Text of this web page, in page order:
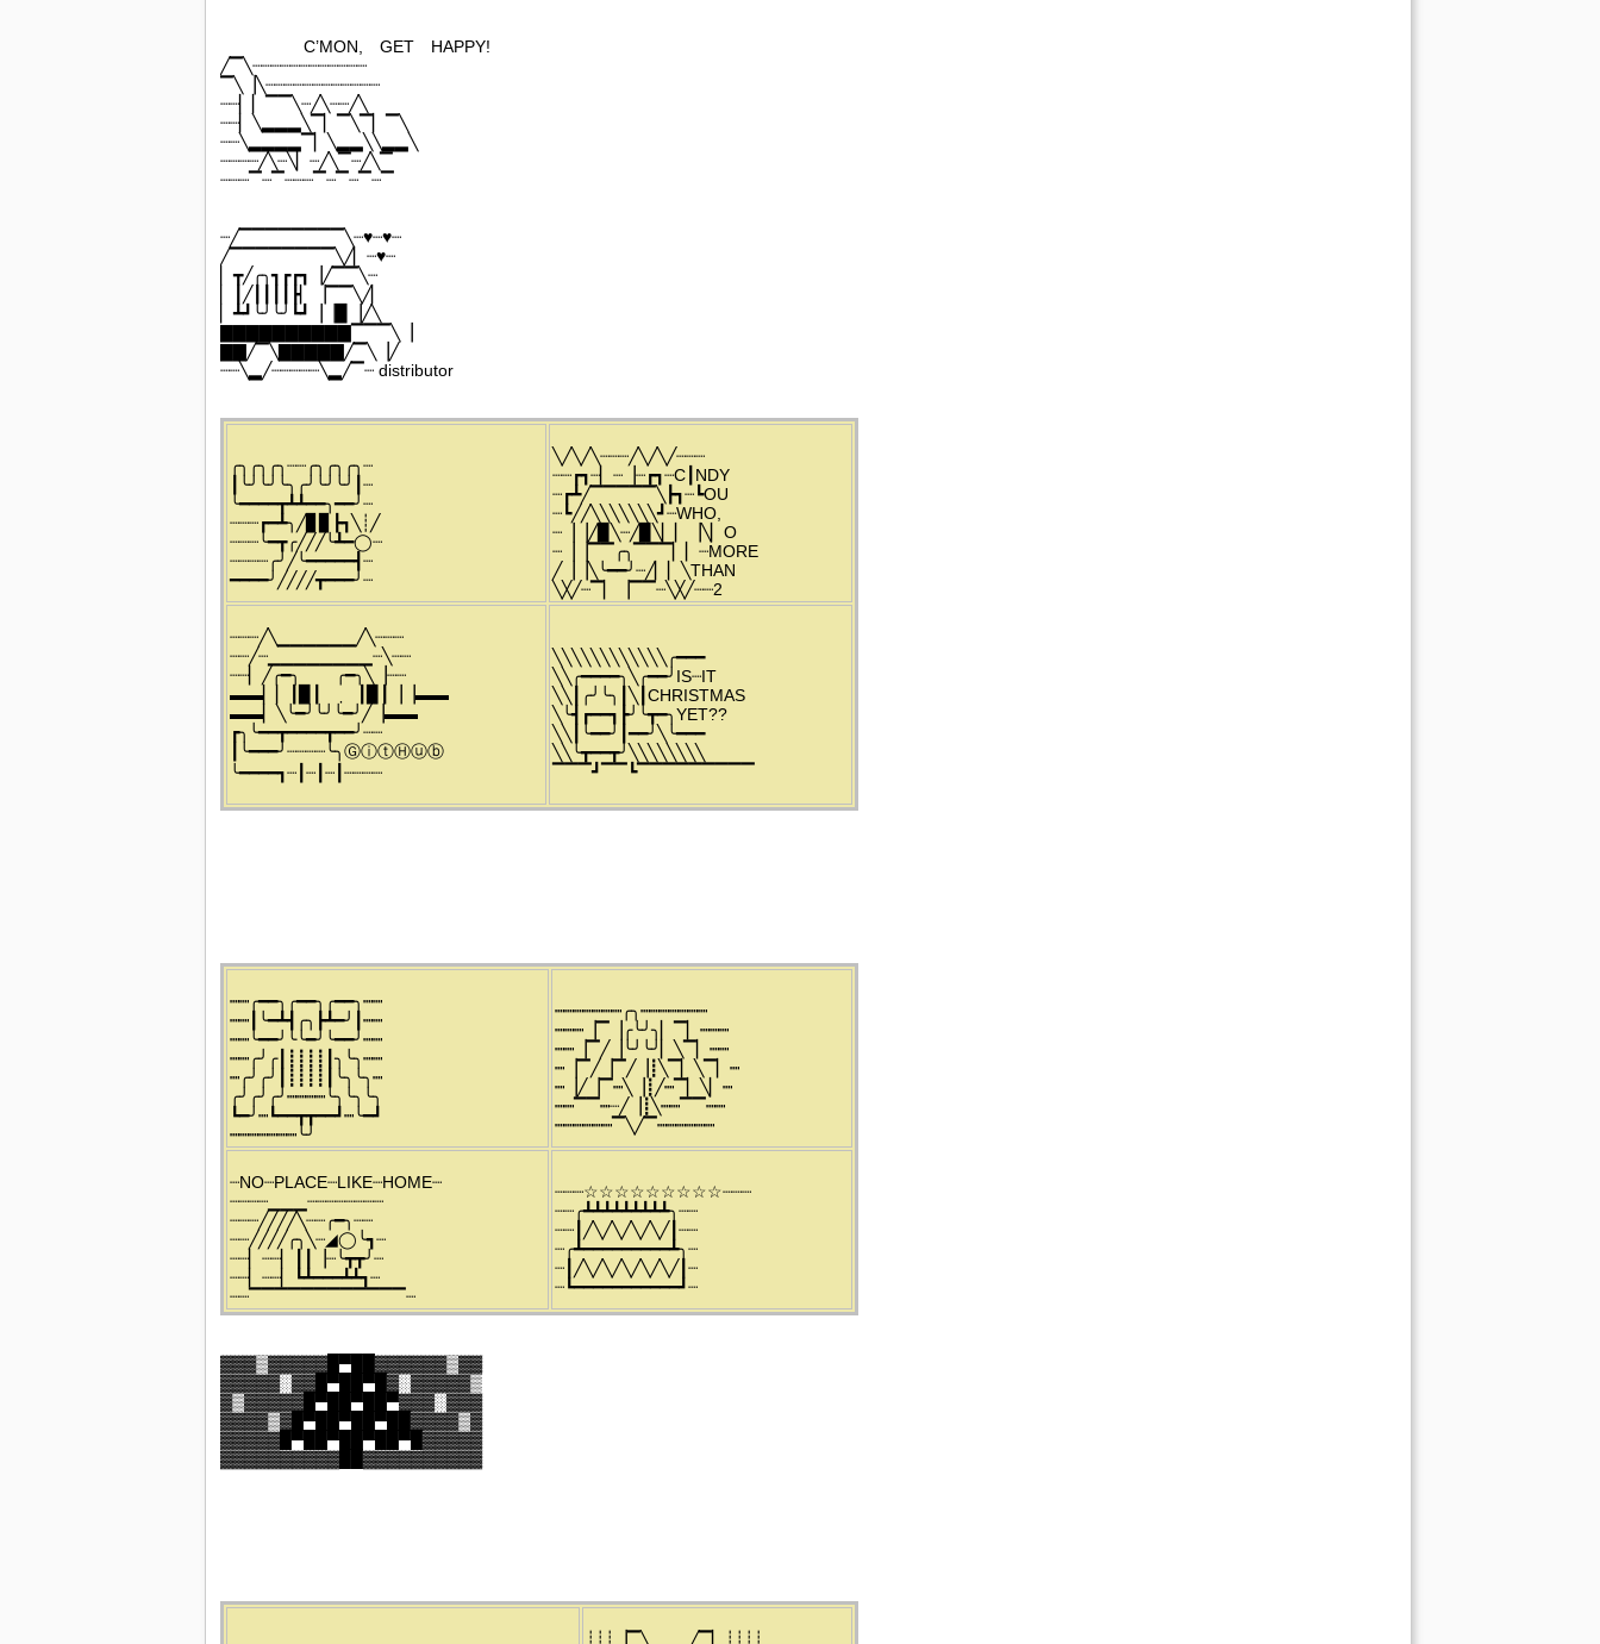
C’MON, GET HAPPY!
╱▔╲┈┈┈┈┈┈┈┈┈┈┈┈
▔╲▕╲┈┈┈┈┈┈┈┈┈┈┈┈
┈┈▏▏▔▔╲┈╱╲┈┈╱╲
┈┈▏╲▂▂▂╲▔▏▔╲▔▏▔╲
┈┈╲▂▂▂▂▔▏╲▂▂╲╲▂▂╲
┈┈┈┈╱╲┈╲▏┈╱╲▔┈╱╲▔
┈┈┈▔┈▔┈┈┈▔┈▔┈▔┈▔
┈╱▔▔▔▔▔▔▔▔╲┈♥┈♥┈
╱▔▔▔▔▔▔▔▔╲╱▏┈♥┈
▏┳╱╭╮┓┏┏┓▕╱▔▔╲┈
▏┃╱┃┃┃┃┣▏▕▔▔╲╱▏
▏┻┛╰╯╰╯┗┛▕▕▉▕╱╲
▇▇▇▇▇▇▇▇▇▇▔▔▔╲▕
▇▇╱▔╲▇▇▇▇▇╱▔╲▕╱
┈┈╲▂╱┈┈┈┈┈╲▂╱▔┈ distributor
╭╮╭╮╭╮┈┈╭╮╭╮╭╮┈
┃╰╯╰╯╰╮╭╯╰╯╰╯┃┈
╰━━━━┳┻┻━━╮━━╯┈
┈┈┈┏━┻╮╱▊▊┣┓╲┊╱
┈┈┈╰━┳╭╱╱╱╰┻━◯┈
┈┈┈┈╭╯╱╰━━━━━┫┈
━━━━╯╱╱╱╱┳━━━╯┈
╲╱╲╱╲┈┈┈╱╲╱╲╱┈┈┈
┈┈┏┓┈▏┈▕┈┏┓┈C┃NDY
┈┏┻╱▔▔▔▔▔╲┣┓┈┗OU
┈┗╱╱╲╲╲╲╲╲╲┛┈WHO,
┈▕▕╱▉╲┈╱▉╲▏▏▕╲▏O
┈▕▕▔▔╭╮▔▔▔▏▏┈MORE
╱▕▕╲╰━━╯┈╱▏▏╲THAN
╲╳╱┈▔▏▕▔▔┈╲╳╱┈┈2
┈┈┈╱╲▁▁▁▁▁▁╱╲┈┈┈
┈┈╱┈▁▁▁▁▁▁▁▁┈╲┈┈
┈┈▏╱╭━╮⠀⠀⠀╭━╮╲▕┈┈
▬▬▏▏┃▉┃⠀⠀̣⠀┃▉┃▕▕▬▬
▬▬▏╲╰━╯╰╯╰━╯╱▕▬▬
┏╮╰━━┳━━━━┳━━╯┈┈
┃╰━━━╯┈┈┈┈╰╮ⒼⓘⓣⒽⓤⓑ
╰━━━━┓┈┃┈┃┈┃┈┈┈┈
╲╲╲╲╲╲╲╲╲╲╲╲╭━━━
╲╲╭━━━━╮╲╭━━╯IS┈IT
╲╲┃╭╯╰╮┃╲┃CHRISTMAS
╲╰┫┏━━┓┣╯╰┳━╮YET??
╲╲┃╰━━╯┃━━╯╲╰━━━
╲╲╰┳━━┳╯╲╲╲╲╲╲╲╲
▔▔▔┛▔▔┗▔▔▔▔▔▔▔▔▔
┉┉╭━━╮╭━━╮╭━━╮┉┉
┉┉┃╰━┻┫╭╮┣┻━╯┃┉┉
┉┉╰━━╯╰╰━╯╰━━╯┉┉
┉┉╭╯╭┃┋┋┋┋┃╮╰╮┉┉
┉╭╯╭╯┃┋┋┋┋┃╰╮╰╮┉
╭╯╭╯╭╯┉┉┉┉╰╮╰╮╰╮
┗━╯┉┗━━┳┳━━┛┉╰━┛
┉┉┉┉┉┉┉╰╯
┉┉┉┉┉┉┉╭╮┉┉┉┉┉┉┉
┉┉┉▕▔▕╭╰╯╮▏▔▏┉┉┉
┉┉▕▔╱▕╰╯╰╯▏╲▔▏┉┉
┉▕▔╱▕▔╱▕┋╲▔▏╲▔▏┉
┉▕╱▕▔┉╲▕┋╱┉▔▏╲▏┉
┉┉▔▔┉┈╱▕┋╲┉┉▔▔┉┉
┉┉┉┉┉┉▔╲╱▔┉┉┉┉┉┉
┈NO┈PLACE┈LIKE┈HOME┈
┈┈┈┈▁▁▁┈┈┈┈┈┈┈┈
┈┈┈╱╱╱╱╲┈┈╭━╮┈┈
┈┈╱╱╱╱╭╮╲┈◢◯╰┓┈
┈┈▏┈┈▏┃┃▕┈╰┳┳╯┈
┈┈▏┈┈▏┗┻━━━┻┻┓┈
┈┈▔▔▔▔▔▔▔▔▔▔▔▔┈
┈┈┈☆☆☆☆☆☆☆☆☆┈┈┈
┈┈╭┻┻┻┻┻┻┻┻┻╮┈┈
┈┈┃╱╲╱╲╱╲╱╲╱┃┈┈
┈╭┻━━━━━━━━━┻╮┈
┈┃╱╲╱╲╱╲╱╲╱╲╱┃┈
┈┗━━━━━━━━━━━┛┈
▓▓▓▒▓▓▓▓▓█▀██▓▓▓▓▓▓▒▓▓
▓▓▓▓▓░▓▓█▀██▀█▓░▓▓▓▓▓▒
▓▒▓▓▓▓▓█▀██▀██▀▓▓▓░▓▓▓
▓▓▓▓▒▓█▀██▀██▀██▓▓▓▓▒▓
▓▓▓▓▓█▀██▀██▀██▀█▓▓▓▓▓
▓▓▓▓▓▓▓▓▓▓██▓▓▓▓▓▓▓▓▓▓
┊┊┊▕▔╲▂▂▂╱▔▏┊┊┊┊